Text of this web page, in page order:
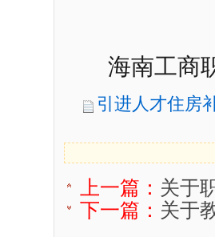
海南工商
引进人才住房
上一篇： 关于
下一篇： 关于